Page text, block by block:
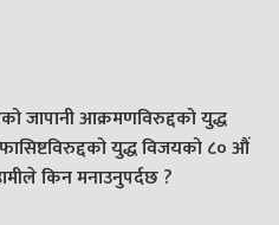
जापानी आक्रमणविरुद्दको युद्ध
युद्ध विजयको ८० औं
किन मनाउनुपर्दछ ?